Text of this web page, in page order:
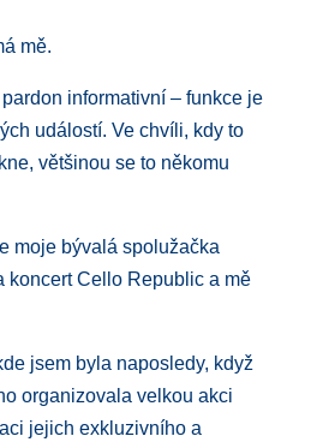
mě.
informativní – funkce je
událostí. Ve chvíli, kdy to
většinou se to někomu
moje bývalá spolužačka
koncert Cello Republic a mě
jsem byla naposledy, když
organizovala velkou akci
jejich exkluzivního a